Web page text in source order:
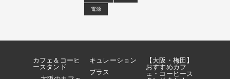
電源
カフェ＆コーヒ
ースタンド
キュレーション
プラス
【大阪・梅田】
おすすめカフ
ェ・コーヒース